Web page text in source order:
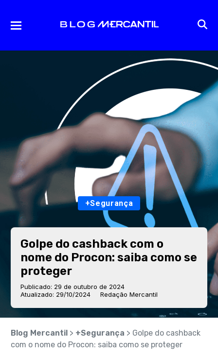
+Segurança
Golpe do cashback com o
nome do Procon: saiba como se
proteger
Publicado: 29 de outubro de 2024
Atualizado: 29/10/2024
Redação Mercantil
Blog Mercantil > +Segurança > Golpe do cashback
com o nome do Procon: saiba como se proteger